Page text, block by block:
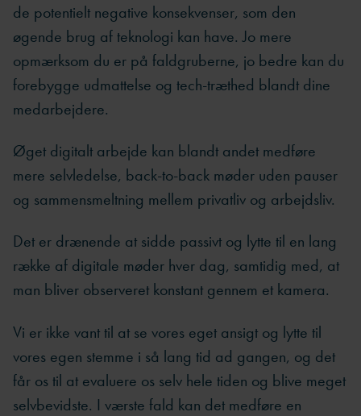
de potentielt negative konsekvenser, som den
øgende brug af teknologi kan have. Jo mere
opmærksom du er på faldgruberne, jo bedre kan du
forebygge udmattelse og tech-træthed blandt dine
medarbejdere.
Øget digitalt arbejde kan blandt andet medføre
mere selvledelse, back-to-back møder uden pauser
og sammensmeltning mellem privatliv og arbejdsliv.
Det er drænende at sidde passivt og lytte til en lang
række af digitale møder hver dag, samtidig med, at
man bliver observeret konstant gennem et kamera.
Vi er ikke vant til at se vores eget ansigt og lytte til
vores egen stemme i så lang tid ad gangen, og det
får os til at evaluere os selv hele tiden og blive meget
selvbevidste. I værste fald kan det medføre en